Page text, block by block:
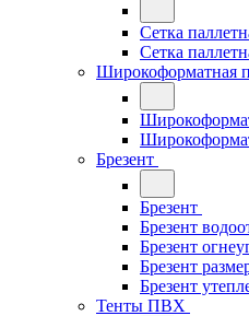
Сетка
Сетка
Широкоформатная
Брезент
Брезент
Брезент
Брезент
Брезент
Брезент
Тенты ПВХ